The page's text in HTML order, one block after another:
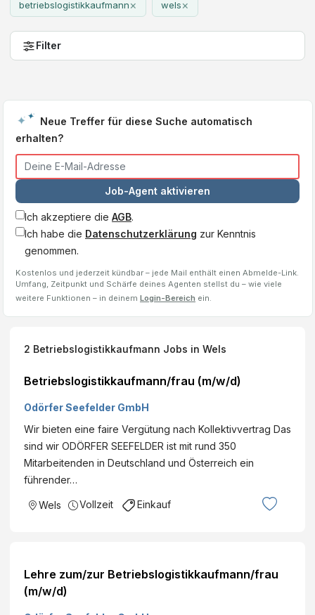
betriebslogistikkaufmann× wels×
Filter
Neue Treffer für diese Suche automatisch
erhalten?
Job-Agent aktivieren
Ich akzeptiere die AGB.
Ich habe die Datenschutzerklärung zur Kenntnis
genommen.
Kostenlos und jederzeit kündbar – jede Mail enthält einen Abmelde-Link.
Umfang, Zeitpunkt und Schärfe deines Agenten stellst du – wie viele
weitere Funktionen – in deinem Login-Bereich ein.
2 Betriebslogistikkaufmann Jobs in Wels
Betriebslogistikkaufmann/frau (m/w/d)
Odörfer Seefelder GmbH
Wir bieten eine faire Vergütung nach Kollektivvertrag Das
sind wir ODÖRFER SEEFELDER ist mit rund 350
Mitarbeitenden in Deutschland und Österreich ein
führender…
Wels Vollzeit Einkauf
Lehre zum/zur Betriebslogistikkaufmann/frau
(m/w/d)